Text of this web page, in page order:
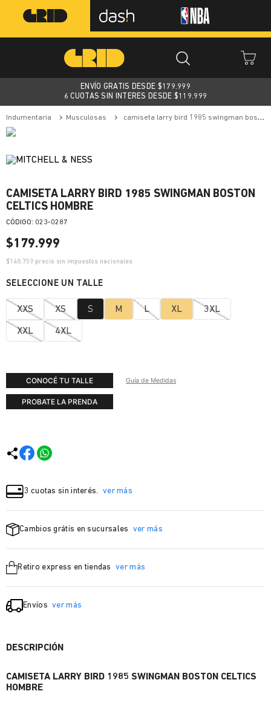
ENVÍO GRATIS DESDE $179.999
6 CUOTAS SIN INTERES DESDE $119.999
indumentaria musculosas camiseta larry bird 1985 swingman boston celtics hombre
CAMISETA LARRY BIRD 1985 SWINGMAN BOSTON
CELTICS HOMBRE
: 023-0287
$179.999
$148.759 precio sin impuestos nacionales
XXS XS S M L XL 3XL
XXL 4XL
CONOCÉ TU TALLE Guía de Medidas
PROBATE LA PRENDA
3 cuotas sin interés. ver más
Cambios grátis en sucursales ver más
Retiro express en tiendas ver más
Envíos ver más
DESCRIPCIÓN
CAMISETA LARRY BIRD 1985 SWINGMAN BOSTON CELTICS
HOMBRE